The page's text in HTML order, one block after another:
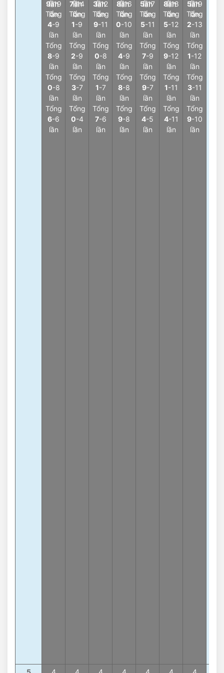
lần
9-19
lần
lần
Tổng
4-9
lần
Tổng
8-9
lần
Tổng
0-8
lần
Tổng
6-6
lần
lần
7-14
lần
lần
Tổng
1-9
lần
Tổng
2-9
lần
Tổng
3-7
lần
Tổng
0-4
lần
lần
3-12
lần
lần
Tổng
9-11
lần
Tổng
0-8
lần
Tổng
1-7
lần
Tổng
7-6
lần
lần
8-16
lần
lần
Tổng
0-10
lần
Tổng
4-9
lần
Tổng
8-8
lần
Tổng
9-8
lần
lần
5-17
lần
lần
Tổng
5-11
lần
Tổng
7-9
lần
Tổng
9-7
lần
Tổng
4-5
lần
lần
8-18
lần
lần
Tổng
5-12
lần
Tổng
9-12
lần
Tổng
1-11
lần
Tổng
4-11
lần
lần
5-19
lần
lần
Tổng
2-13
lần
Tổng
1-12
lần
Tổng
3-11
lần
Tổng
9-10
lần